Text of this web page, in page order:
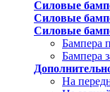
Силовые
Силовые
Силовые
Бампера
Бампера
На